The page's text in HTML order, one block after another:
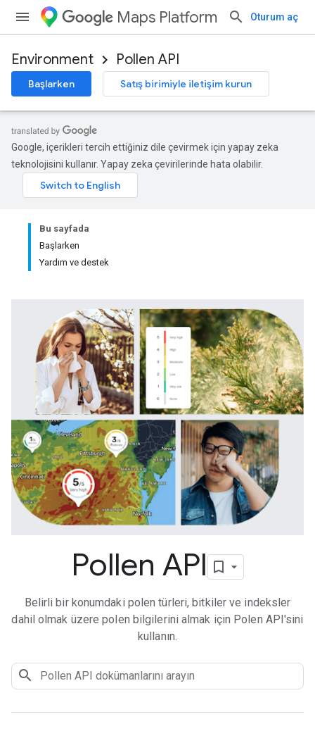
Maps Platform Oturum aç
Environment Pollen API
Başlarken Satış birimiyle iletişim kurun
Google, içerikleri tercih ettiğiniz dile çevirmek için yapay zeka
teknolojisini kullanır. Yapay zeka çevirilerinde hata olabilir.
Bu sayfada
Başlarken
Yardım ve destek
Pollen API
Belirli bir konumdaki polen türleri, bitkiler ve indeksler
dahil olmak üzere polen bilgilerini almak için Polen API'sini
kullanın.